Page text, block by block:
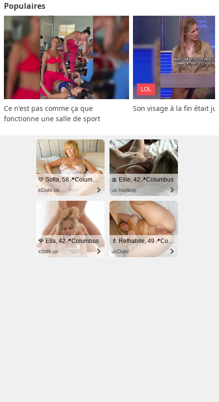
Populaires
Ce n'est pas comme ça que
fonctionne une salle de sport
LOL
Son visage à la fin était